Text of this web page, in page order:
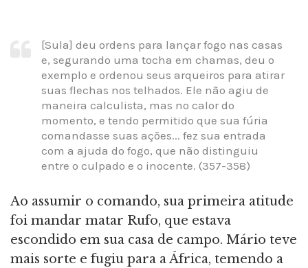
[Sula] deu ordens para lançar fogo nas casas
e, segurando uma tocha em chamas, deu o
exemplo e ordenou seus arqueiros para atirar
suas flechas nos telhados. Ele não agiu de
maneira calculista, mas no calor do
momento, e tendo permitido que sua fúria
comandasse suas ações... fez sua entrada
com a ajuda do fogo, que não distinguiu
entre o culpado e o inocente. (357-358)
Ao assumir o comando, sua primeira atitude
foi mandar matar Rufo, que estava
escondido em sua casa de campo. Mário teve
mais sorte e fugiu para a África, temendo a